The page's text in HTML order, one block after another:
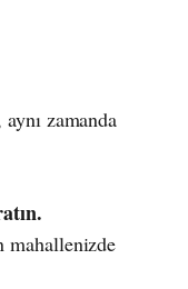
zamanda
mahallenizde